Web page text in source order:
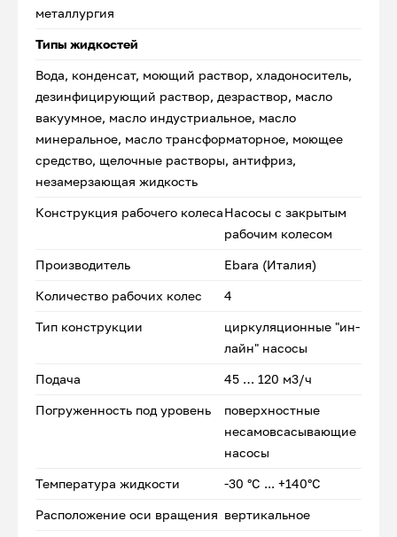
металлургия
Типы жидкостей
Вода, конденсат, моющий раствор, хладоноситель,
дезинфицирующий раствор, дезраствор, масло
вакуумное, масло индустриальное, масло
минеральное, масло трансформаторное, моющее
средство, щелочные растворы, антифриз,
незамерзающая жидкость
Конструкция рабочего колесаНасосы с закрытым
рабочим колесом
Производитель Ebara (Италия)
Количество рабочих колес 4
Тип конструкции
циркуляционные "ин-
лайн" насосы
Подача 45 … 120 м3/ч
Погруженность под уровень
поверхностные
несамовсасывающие
насосы
Температура жидкости -30 °С ... +140°С
Расположение оси вращения вертикальное